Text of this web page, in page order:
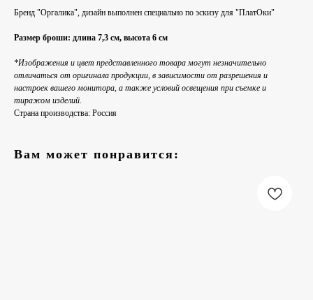
Бренд "Оргалика", дизайн выполнен специально по эскизу для "ПлатОки"
Размер броши: длина 7,3 см, высота 6 см
*Изображения и цвет представленного товара могут незначительно
отличаться от оригинала продукции, в зависимости от разрешения и
настроек вашего монитора, а также условий освещения при съемке и
тиражом изделий.
Страна производства: Россия
Вам может понравится: